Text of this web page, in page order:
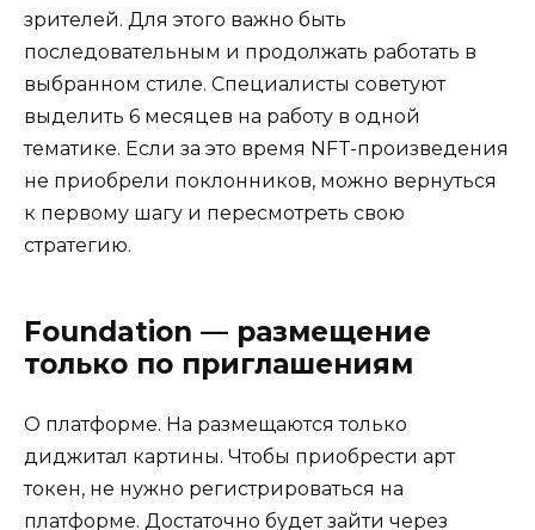
зрителей. Для этого важно быть
последовательным и продолжать работать в
выбранном стиле. Специалисты советуют
выделить 6 месяцев на работу в одной
тематике. Если за это время NFT-произведения
не приобрели поклонников, можно вернуться
к первому шагу и пересмотреть свою
стратегию.
Foundation — размещение
только по приглашениям
О платформе. На размещаются только
диджитал картины. Чтобы приобрести арт
токен, не нужно регистрироваться на
платформе. Достаточно будет зайти через